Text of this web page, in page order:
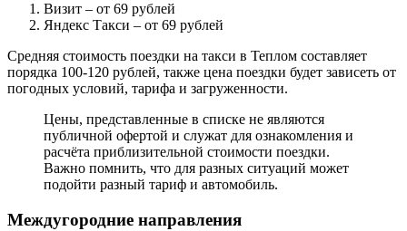
Визит – от 69 рублей
Яндекс Такси – от 69 рублей
Средняя стоимость поездки на такси в Теплом составляет
порядка 100-120 рублей, также цена поездки будет зависеть от
погодных условий, тарифа и загруженности.
Цены, представленные в списке не являются
публичной офертой и служат для ознакомления и
расчёта приблизительной стоимости поездки.
Важно помнить, что для разных ситуаций может
подойти разный тариф и автомобиль.
Междугородние направления